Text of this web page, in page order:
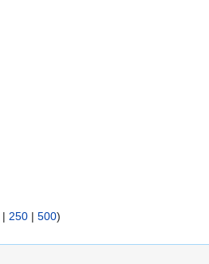
| 250 | 500)